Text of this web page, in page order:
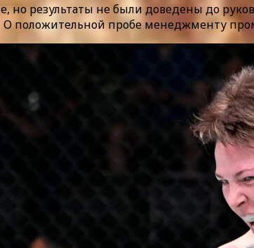
но результаты не были доведены до
положительной пробе менеджменту